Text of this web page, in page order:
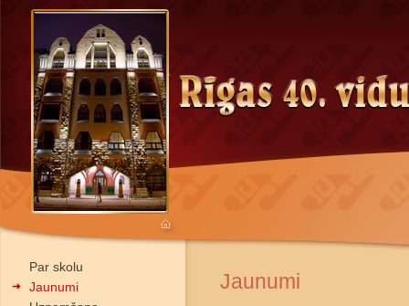
Par skolu
Jaunumi
Jaunumi